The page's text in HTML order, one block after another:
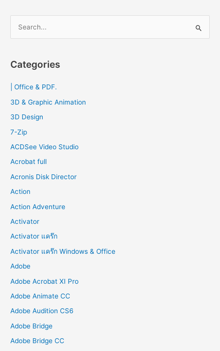
r
f
o
Categories
| Office & PDF.
3D & Graphic Animation
3D Design
7-Zip
ACDSee Video Studio
Acrobat full
Acronis Disk Director
Action
Action Adventure
Activator
Activator แคร๊ก
Activator แคร๊ก Windows & Office
Adobe
Adobe Acrobat XI Pro
Adobe Animate CC
Adobe Audition CS6
Adobe Bridge
Adobe Bridge CC